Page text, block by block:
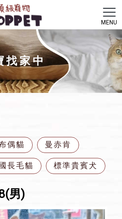
找家中
偶貓 曼赤肯
長毛貓 標準貴賓犬
男)